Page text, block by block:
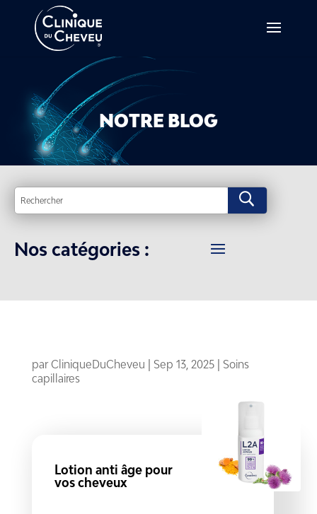
NOTRE BLOG
U
Nos catégories :
parCliniqueDuCheveu Sep 13, 2025
Soins
capillaires
Lotion anti âge pour
vos cheveux